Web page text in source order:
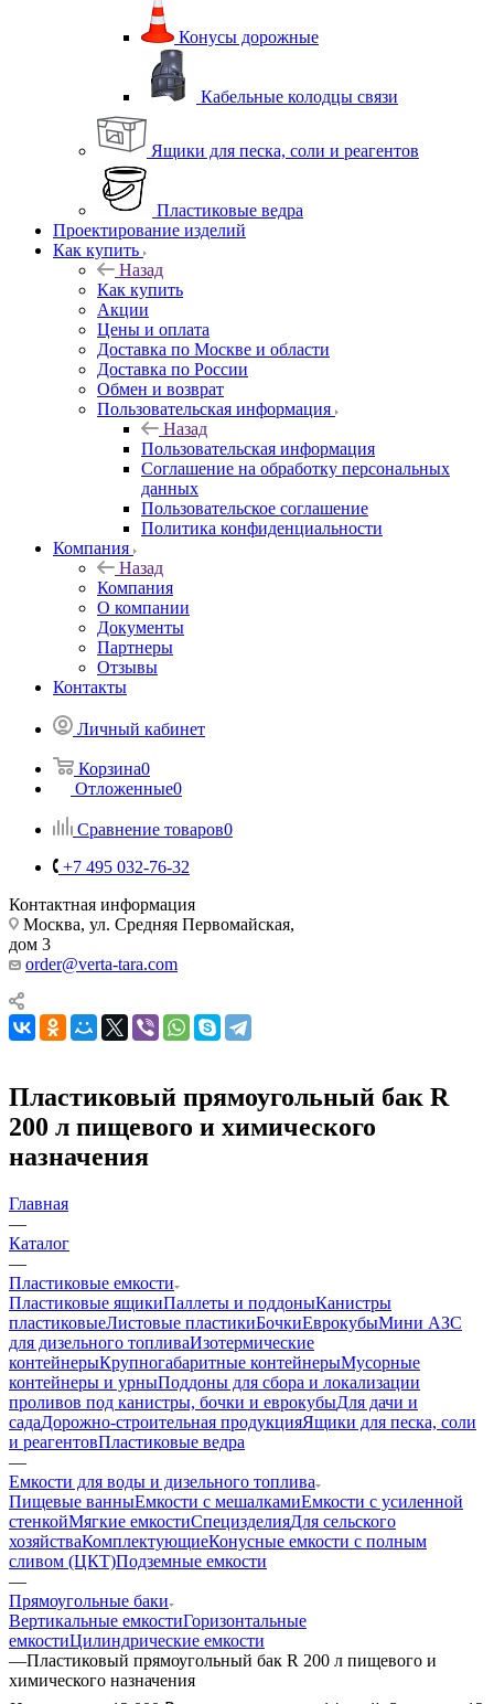
Конусы дорожные
Кабельные колодцы связи
Ящики для песка, соли и реагентов
Пластиковые ведра
Проектирование изделий
Как купить
Назад
Как купить
Акции
Цены и оплата
Доставка по Москве и области
Доставка по России
Обмен и возврат
Пользовательская информация
Назад
Пользовательская информация
Соглашение на обработку персональных
данных
Пользовательское соглашение
Политика конфиденциальности
Компания
Назад
Компания
О компании
Документы
Партнеры
Отзывы
Контакты
Личный кабинет
Корзина0
Отложенные0
Сравнение товаров0
+7 495 032-76-32
Контактная информация
Москва, ул. Средняя Первомайская,
дом 3
order@verta-tara.com
Пластиковый прямоугольный бак R
200 л пищевого и химического
назначения
Главная
—
Каталог
—
Пластиковые емкости
Пластиковые ящикиПаллеты и поддоныКанистры
пластиковыеЛистовые пластикиБочкиЕврокубыМини АЗС
для дизельного топливаИзотермические
контейнерыКрупногабаритные контейнерыМусорные
контейнеры и урныПоддоны для сбора и локализации
проливов под канистры, бочки и еврокубыДля дачи и
садаДорожно-строительная продукцияЯщики для песка, соли
и реагентовПластиковые ведра
—
Емкости для воды и дизельного топлива
Пищевые ванныЕмкости с мешалкамиЕмкости с усиленной
стенкойМягкие емкостиСпецизделияДля сельского
хозяйстваКомплектующиеКонусные емкости с полным
сливом (ЦКТ)Подземные емкости
—
Прямоугольные баки
Вертикальные емкостиГоризонтальные
емкостиЦилиндрические емкости
—Пластиковый прямоугольный бак R 200 л пищевого и
химического назначения